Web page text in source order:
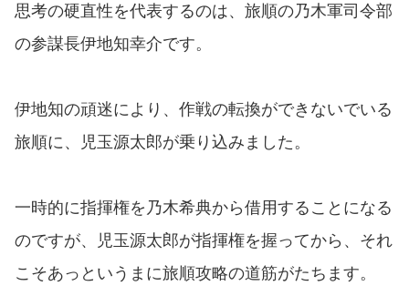
思考の硬直性を代表するのは、旅順の乃木軍司令部
の参謀長伊地知幸介です。
伊地知の頑迷により、作戦の転換ができないでいる
旅順に、児玉源太郎が乗り込みました。
一時的に指揮権を乃木希典から借用することになる
のですが、児玉源太郎が指揮権を握ってから、それ
こそあっというまに旅順攻略の道筋がたちます。